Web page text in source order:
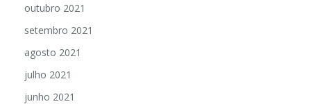
outubro 2021
setembro 2021
agosto 2021
julho 2021
junho 2021